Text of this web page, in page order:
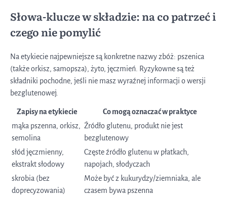
Słowa-klucze w składzie: na co patrzeć i
czego nie pomylić
Na etykiecie najpewniejsze są konkretne nazwy zbóż: pszenica
(także orkisz, samopsza), żyto, jęczmień. Ryzykowne są też
składniki pochodne, jeśli nie masz wyraźnej informacji o wersji
bezglutenowej.
Zapisy na etykiecie
Co mogą oznaczać w praktyce
mąka pszenna, orkisz,
semolina
Źródło glutenu, produkt nie jest
bezglutenowy
słód jęczmienny,
ekstrakt słodowy
Częste źródło glutenu w płatkach,
napojach, słodyczach
skrobia (bez
doprecyzowania)
Może być z kukurydzy/ziemniaka, ale
czasem bywa pszenna